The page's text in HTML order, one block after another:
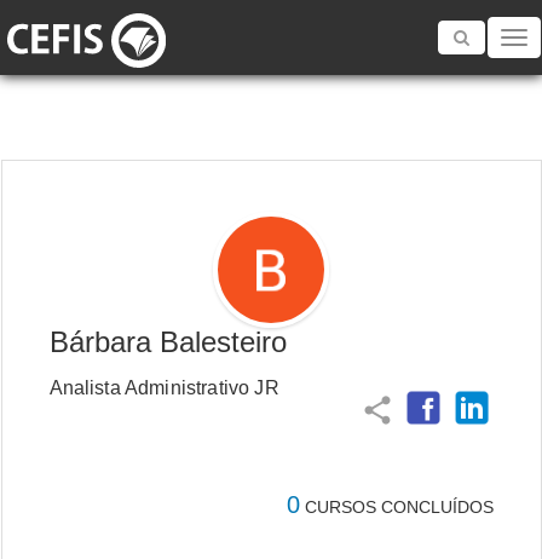
Toggle
Bárbara Balesteiro
Analista Administrativo JR
share
0 CURSOS CONCLUÍDOS